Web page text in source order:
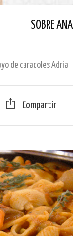
SOBRE ANA
de caracoles Adria
Compartir